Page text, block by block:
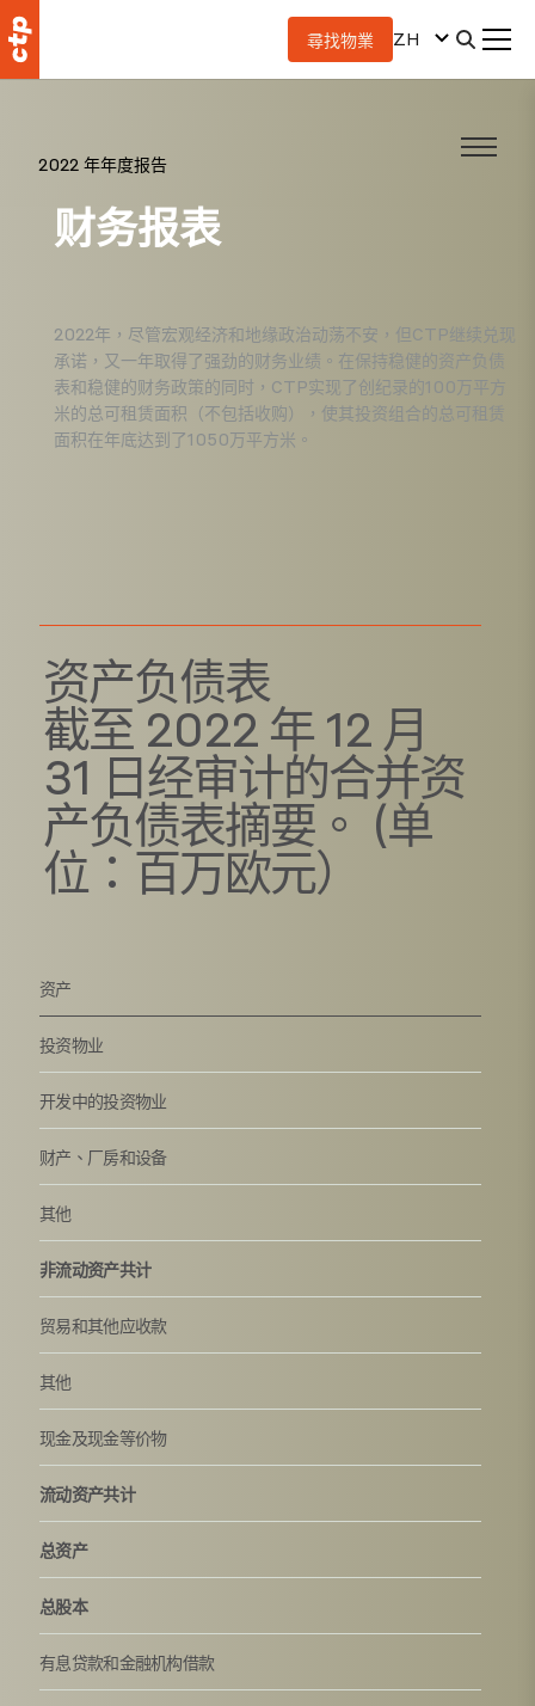
尋找物業 ZH
2022 年年度报告
财务报表
2022年，尽管宏观经济和地缘政治动荡不安，但CTP继续兑现
承诺，又一年取得了强劲的财务业绩。在保持稳健的资产负债
表和稳健的财务政策的同时，CTP实现了创纪录的100万平方
米的总可租赁面积（不包括收购），使其投资组合的总可租赁
面积在年底达到了1050万平方米。
资产负债表
截至 2022 年 12 月
31 日经审计的合并资
产负债表摘要。 (单
位：百万欧元）
资产
投资物业
开发中的投资物业
财产、厂房和设备
其他
非流动资产共计
贸易和其他应收款
其他
现金及现金等价物
流动资产共计
总资产
总股本
有息贷款和金融机构借款